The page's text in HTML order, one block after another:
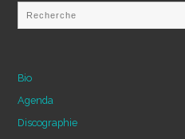
Bio
Agenda
Discographie